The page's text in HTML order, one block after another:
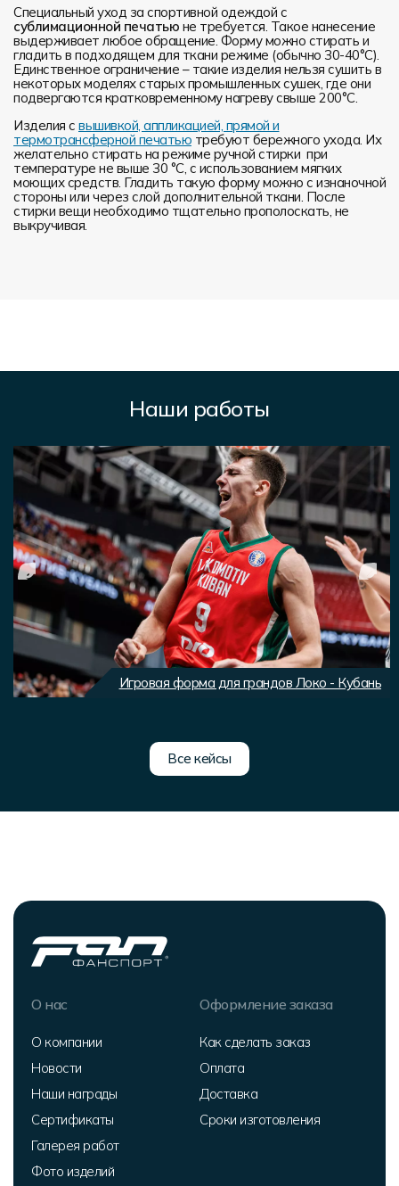
Специальный уход за спортивной одеждой с
сублимационной печатью не требуется. Такое нанесение
выдерживает любое обращение. Форму можно стирать и
гладить в подходящем для ткани режиме (обычно 30-40°С).
Единственное ограничение – такие изделия нельзя сушить в
некоторых моделях старых промышленных сушек, где они
подвергаются кратковременному нагреву свыше 200°С.
Изделия с вышивкой, аппликацией, прямой и
термотрансферной печатью требуют бережного ухода. Их
желательно стирать на режиме ручной стирки при
температуре не выше 30 °C, с использованием мягких
моющих средств. Гладить такую форму можно с изнаночной
стороны или через слой дополнительной ткани. После
стирки вещи необходимо тщательно прополоскать, не
выкручивая.
Наши работы
Игровая форма для грандов Локо - Кубань
Все кейсы
О нас
О компании
Новости
Наши награды
Сертификаты
Галерея работ
Фото изделий
Оформление заказа
Как сделать заказ
Оплата
Доставка
Сроки изготовления